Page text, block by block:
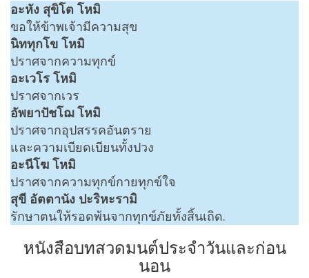
อะหัง สุขิโต โหมิ
ขอให้ข้าพเจ้ามีความสุข
นิททุกโข โหมิ
ปราศจากความทุกข์
อะเวโร โหมิ
ปราศจากเวร
อัพยาปัชโฌ โหมิ
ปราศจากอุปสรรคอันตราย
และความเบียดเบียนทั้งปวง
อะนีโฆ โหมิ
ปราศจากความทุกข์กายทุกข์ใจ
สุขี อัตตานัง ปะริหะรามิ
รักษาตนให้รอดพ้นจากทุกข์ภัยทั้งสิ้นเถิด.
หนังสือบทสวดมนต์ประจำวันและก่อน
นอน